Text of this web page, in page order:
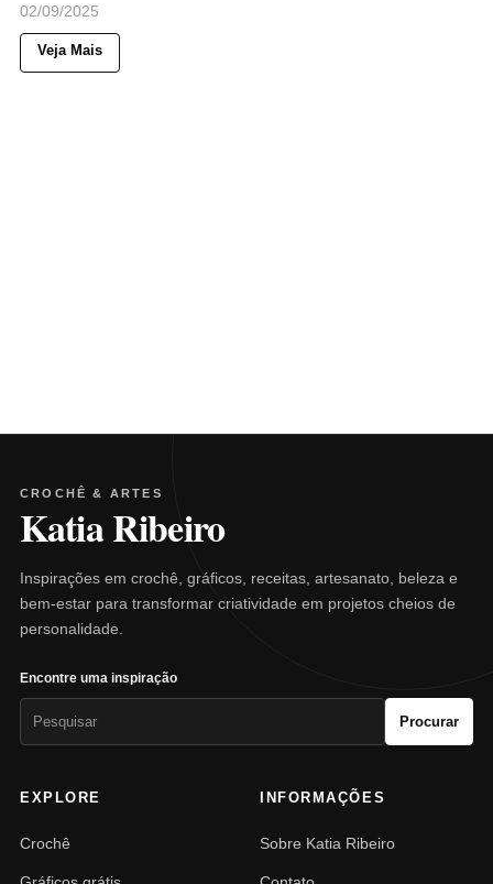
02/09/2025
Veja Mais
CROCHÊ & ARTES
Katia Ribeiro
Inspirações em crochê, gráficos, receitas, artesanato, beleza e
bem-estar para transformar criatividade em projetos cheios de
personalidade.
Encontre uma inspiração
Procurar
EXPLORE
Crochê
INFORMAÇÕES
Sobre Katia Ribeiro